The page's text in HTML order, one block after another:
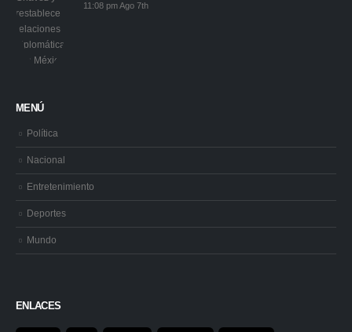
11:08 pm Ago 7th
MENÚ
Política
Nacional
Entretenimiento
Deportes
Mundo
ENLACES